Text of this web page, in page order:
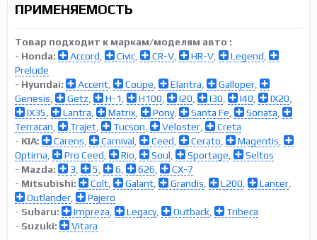
ПРИМЕНЯЕМОСТЬ
Товар подходит к маркам/моделям авто :
- Honda: Accord Civic CR-V HR-V Legend
Prelude
- Hyundai: Accent Coupe Elantra Galloper
Genesis
Getz H-1 H100 I20 I30 I40 IX20
IX35
Lantra Matrix Pony, Santa Fe Sonata
Terracan
Trajet Tucson Veloster
Creta
- KIA: Carens Carnival Ceed Cerato Magentis
Optima
Pro Ceed Rio Soul Sportage
Seltos
- Mazda: 3 5 6 626
CX-7
- Mitsubishi: Colt Galant Grandis L200 Lancer
Outlander
Pajero
- Subaru: Impreza Legacy, Outback
Tribeca
- Suzuki:
Vitara